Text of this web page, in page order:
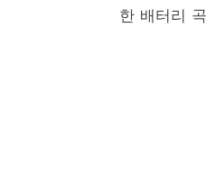
한 배터리